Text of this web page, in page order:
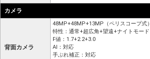
カメラ
背面カメラ
48MP+48MP+13MP（ペリスコープ式）
特性：通常+超広角+望遠+ナイトモード
F値：1.7+2.2+3.0
AI：対応
手ぶれ補正：対応